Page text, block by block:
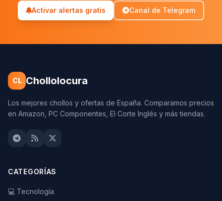
Activar alertas gratis Canal de Telegram
CL Chollolocura
Los mejores chollos y ofertas de España. Comparamos precios
en Amazon, PC Componentes, El Corte Inglés y más tiendas.
CATEGORÍAS
💻 Tecnología